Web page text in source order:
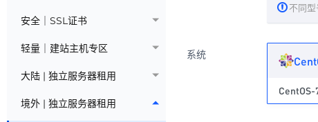
安全｜SSL证书
轻量｜建站主机专区
大陆 | 独立服务器租用
境外 | 独立服务器租用
不同
系统
CentOS-